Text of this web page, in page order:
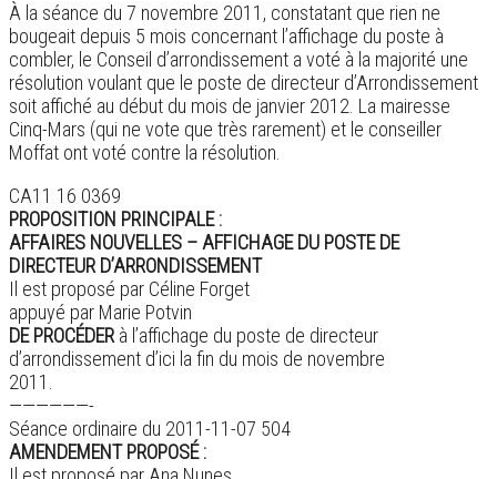
À la séance du 7 novembre 2011, constatant que rien ne
bougeait depuis 5 mois concernant l’affichage du poste à
combler, le Conseil d’arrondissement a voté à la majorité une
résolution voulant que le poste de directeur d’Arrondissement
soit affiché au début du mois de janvier 2012. La mairesse
Cinq-Mars (qui ne vote que très rarement) et le conseiller
Moffat ont voté contre la résolution.
CA11 16 0369
PROPOSITION PRINCIPALE :
AFFAIRES NOUVELLES – AFFICHAGE DU POSTE DE
DIRECTEUR D’ARRONDISSEMENT
Il est proposé par Céline Forget
appuyé par Marie Potvin
DE PROCÉDERà l’affichage du poste de directeur
d’arrondissement d’ici la fin du mois de novembre
2011.
——————-
Séance ordinaire du 2011-11-07 504
AMENDEMENT PROPOSÉ :